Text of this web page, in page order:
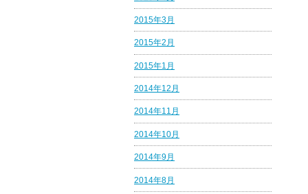
2015年3月
2015年2月
2015年1月
2014年12月
2014年11月
2014年10月
2014年9月
2014年8月